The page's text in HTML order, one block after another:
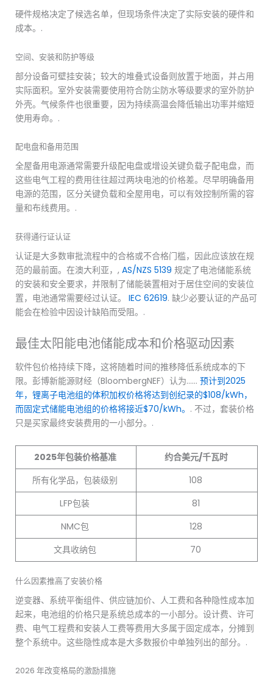
硬件规格决定了候选名单，但现场条件决定了实际安装的硬件和
成本。.
空间、安装和防护等级
部分设备可壁挂安装；较大的堆叠式设备则放置于地面，并占用
实际面积。室外安装需要使用符合防尘防水等级要求的室外防护
外壳。气候条件也很重要，因为持续高温会降低输出功率并缩短
使用寿命。.
配电盘和备用范围
全屋备用电源通常需要升级配电盘或增设关键负载子配电盘，而
这些电气工程的费用往往超过两块电池的价格差。尽早明确备用
电源的范围，区分关键负载和全屋用电，可以有效控制所需的容
量和布线费用。.
获得通行证认证
认证是大多数审批流程中的合格或不合格门槛，因此应该放在规
范的最前面。在澳大利亚，, AS/NZS 5139 规定了电池储能系统
的安装和安全要求，并限制了储能装置相对于居住空间的安装位
置，电池通常需要经过认证。 IEC 62619. 缺少必要认证的产品可
能会在检验中因设计缺陷而受阻。.
最佳太阳能电池储能成本和价格驱动因素
软件包价格持续下降，这将随着时间的推移降低系统成本的下
限。彭博新能源财经（BloombergNEF）认为…… 预计到2025
年，锂离子电池组的体积加权价格将达到创纪录的$108/kWh，
而固定式储能电池组的价格将接近$70/kWh。 . 不过，套装价格
只是买家最终安装费用的一小部分。.
2025年包装价格基准
约合美元/千瓦时
所有化学品，包装级别
108
LFP包装
81
NMC包
128
文具收纳包
70
什么因素推高了安装价格
逆变器、系统平衡组件、供应链加价、人工费和各种隐性成本加
起来，电池组的价格只是系统总成本的一小部分。设计费、许可
费、电气工程费和安装人工费等费用大多属于固定成本，分摊到
整个系统中。这些隐性成本是大多数报价中单独列出的部分。.
2026 年改变格局的激励措施